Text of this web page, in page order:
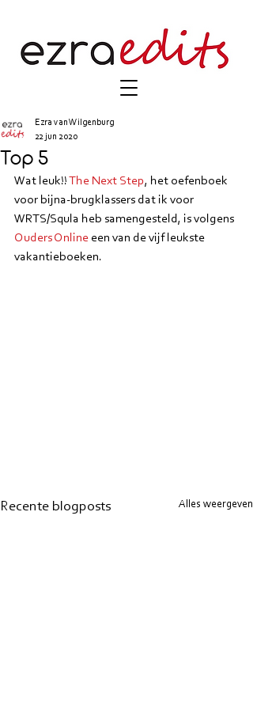
Top 5
Ezra van Wilgenburg
22 jun 2020
Wat leuk!! The Next Step, het oefenboek
voor bijna-brugklassers dat ik voor
WRTS/Squla heb samengesteld, is volgens
Ouders Online een van de vijf leukste
vakantieboeken.
Recente blogposts Alles weergeven